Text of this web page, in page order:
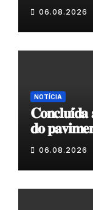
06.08.2026
NOTÍCIA
𝐂𝐨𝐧𝐜𝐥𝐮𝐢́𝐝𝐚
𝐝𝐨
𝐂𝐨𝐯𝐚𝐬
06.08.2026